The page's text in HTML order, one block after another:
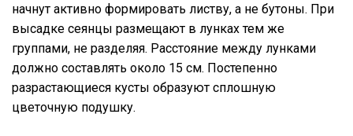
начнут активно формировать листву, а не бутоны. При
высадке сеянцы размещают в лунках тем же
группами, не разделяя. Расстояние между лунками
должно составлять около 15 см. Постепенно
разрастающиеся кусты образуют сплошную
цветочную подушку.